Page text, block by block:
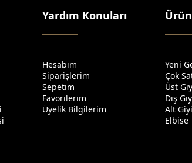
Yardım Konuları
Hesabım
Siparişlerim
Sepetim
Favorilerim
Üyelik Bilgilerim
Yeni
Çok
Üst
Dış
Alt
Elbise